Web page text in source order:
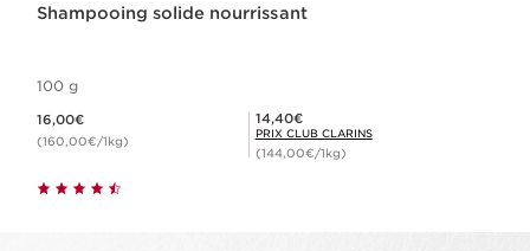
Shampooing solide nourrissant
100 g
16,00€
(160,00€/1kg)
Prix Club Clarins 14,40€
14,40€
PRIX CLUB CLARINS
(144,00€/1kg)